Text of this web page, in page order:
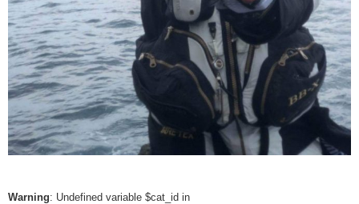
Warning: Undefined variable $cat_id in